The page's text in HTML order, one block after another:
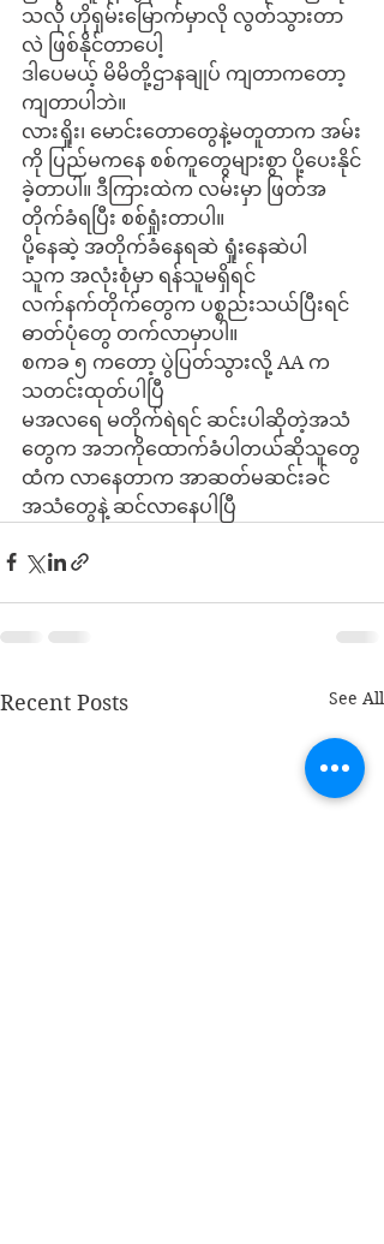
သလို ဟိုရှမ်းမြောက်မှာလို လွတ်သွားတာ
လဲ ဖြစ်နိုင်တာပေါ့
ဒါပေမယ့် မိမိတို့ဌာနချုပ် ကျတာကတော့
ကျတာပါဘဲ။
လားရှိုး၊ မောင်းတောတွေနဲ့မတူတာက အမ်း
ကို ပြည်မကနေ စစ်ကူတွေများစွာ ပို့ပေးနိုင်
ခဲ့တာပါ။ ဒီကြားထဲက လမ်းမှာ ဖြတ်အ
တိုက်ခံရပြီး စစ်ရှုံးတာပါ။
ပို့နေဆဲ့ အတိုက်ခံနေရဆဲ ရှုံးနေဆဲပါ
သူက အလုံးစုံမှာ ရန်သူမရှိရင်
လက်နက်တိုက်တွေက ပစ္စည်းသယ်ပြီးရင်
ဓာတ်ပုံတွေ တက်လာမှာပါ။
စကခ ၅ ကတော့ ပွဲပြတ်သွားလို့ AA က
သတင်းထုတ်ပါပြီ
မအလရေ မတိုက်ရဲရင် ဆင်းပါဆိုတဲ့အသံ
တွေက အဘကိုထောက်ခံပါတယ်ဆိုသူတွေ
ထံက လာနေတာက အာဆတ်မဆင်းခင်
အသံတွေနဲ့ ဆင်လာနေပါပြီ
Recent Posts See All